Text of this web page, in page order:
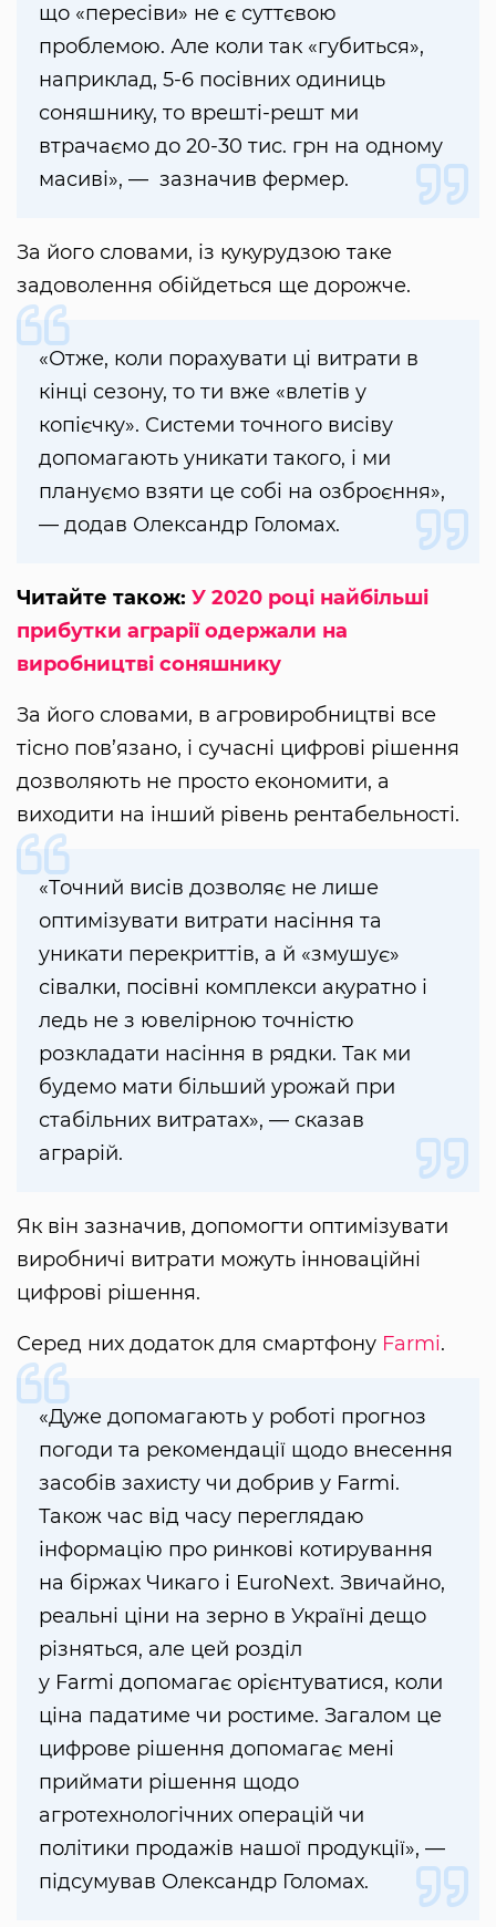
що «пересіви» не є суттєвою
проблемою. Але коли так «губиться»,
наприклад, 5-6 посівних одиниць
соняшнику, то врешті-решт ми
втрачаємо до 20-30 тис. грн на одному
масиві», — зазначив фермер.
За його словами, із кукурудзою таке
задоволення обійдеться ще дорожче.
«Отже, коли порахувати ці витрати в
кінці сезону, то ти вже «влетів у
копієчку». Системи точного висіву
допомагають уникати такого, і ми
плануємо взяти це собі на озброєння»,
— додав Олександр Голомах.
Читайте також: У 2020 році найбільші
прибутки аграрії одержали на
виробництві соняшнику
За його словами, в агровиробництві все
тісно пов’язано, і сучасні цифрові рішення
дозволяють не просто економити, а
виходити на інший рівень рентабельності.
«Точний висів дозволяє не лише
оптимізувати витрати насіння та
уникати перекриттів, а й «змушує»
сівалки, посівні комплекси акуратно і
ледь не з ювелірною точністю
розкладати насіння в рядки. Так ми
будемо мати більший урожай при
стабільних витратах», — сказав
аграрій.
Як він зазначив, допомогти оптимізувати
виробничі витрати можуть інноваційні
цифрові рішення.
Серед них додаток для смартфону Farmi.
«Дуже допомагають у роботі прогноз
погоди та рекомендації щодо внесення
засобів захисту чи добрив у Farmi.
Також час від часу переглядаю
інформацію про ринкові котирування
на біржах Чикаго і EuroNext. Звичайно,
реальні ціни на зерно в Україні дещо
різняться, але цей розділ
у Farmi допомагає орієнтуватися, коли
ціна падатиме чи ростиме. Загалом це
цифрове рішення допомагає мені
приймати рішення щодо
агротехнологічних операцій чи
політики продажів нашої продукції», —
підсумував Олександр Голомах.